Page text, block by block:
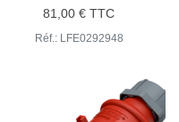
81,00 € TTC
Réf.: LFE0292948